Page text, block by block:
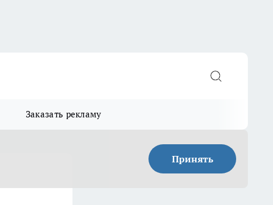
Заказать рекламу
Принять